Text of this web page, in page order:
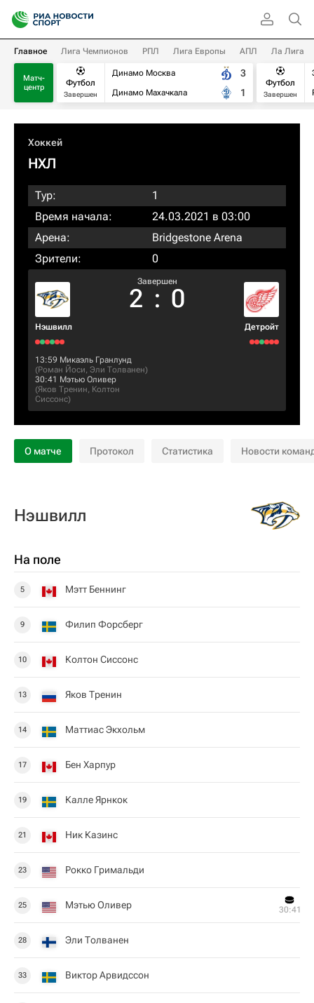
Главное Лига Чемпионов РПЛ Лига Европы АПЛ Ла Лига
Матч-
центр
Футбол
Завершен
Динамо Москва
Динамо Махачкала
3
1
Футбол
Завершен
Хоккей
НХЛ
Тур:
1
Время начала:
24.03.2021 в 03:00
Арена:
Bridgestone Arena
Зрители:
0
Нэшвилл
Завершен
2 : 0
Детройт
13:59 Микаэль Гранлунд
(Роман Йоси, Эли Толванен)
30:41 Мэтью Оливер
(Яков Тренин, Колтон
Сиссонс)
О матче Протокол Статистика Новости
Нэшвилл
На поле
5 Мэтт Беннинг
9 Филип Форсберг
10 Колтон Сиссонс
13 Яков Тренин
14 Маттиас Экхольм
17 Бен Харпур
19 Калле Ярнкок
21 Ник Казинс
23 Рокко Гримальди
25 Мэтью Оливер 30:41
28 Эли Толванен
33 Виктор Арвидссон